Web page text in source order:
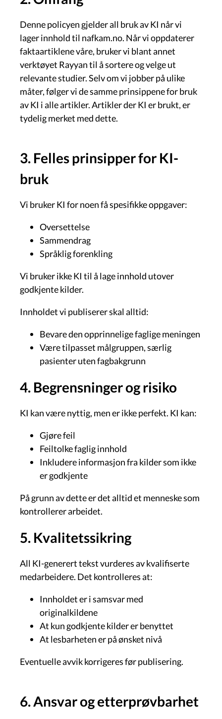
Denne policyen gjelder all bruk av KI når vi
lager innhold til nafkam.no. Når vi oppdaterer
faktaartiklene våre, bruker vi blant annet
verktøyet Rayyan til å sortere og velge ut
relevante studier. Selv om vi jobber på ulike
måter, følger vi de samme prinsippene for bruk
av KI i alle artikler. Artikler der KI er brukt, er
tydelig merket med dette.
3. Felles prinsipper for KI-
bruk
Vi bruker KI for noen få spesifikke oppgaver:
Oversettelse
Sammendrag
Språklig forenkling
Vi bruker ikke KI til å lage innhold utover
godkjente kilder.
Innholdet vi publiserer skal alltid:
Bevare den opprinnelige faglige meningen
Være tilpasset målgruppen, særlig
pasienter uten fagbakgrunn
4. Begrensninger og risiko
KI kan være nyttig, men er ikke perfekt. KI kan:
Gjøre feil
Feiltolke faglig innhold
Inkludere informasjon fra kilder som ikke
er godkjente
På grunn av dette er det alltid et menneske som
kontrollerer arbeidet.
5. Kvalitetssikring
All KI-generert tekst vurderes av kvalifiserte
medarbeidere. Det kontrolleres at:
Innholdet er i samsvar med
originalkildene
At kun godkjente kilder er benyttet
At lesbarheten er på ønsket nivå
Eventuelle avvik korrigeres før publisering.
6. Ansvar og etterprøvbarhet